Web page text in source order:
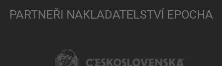
PARTNEŘI NAKLADATELSTVÍ EPOCHA